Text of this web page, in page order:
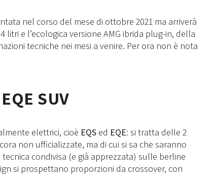
nel corso del mese di ottobre 2021 ma arriverà
litri e l’ecologica versione AMG ibrida plug-in, della
tecniche nei mesi a venire. Per ora non è nota
SUV
elettrici, cioè EQS ed EQE: si tratta delle 2
non ufficializzate, ma di cui si sa che saranno
condivisa (e già apprezzata) sulle berline
si prospettano proporzioni da crossover, con